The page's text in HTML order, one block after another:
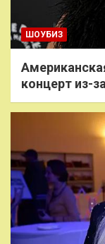
ШОУБИЗ
концерт из-